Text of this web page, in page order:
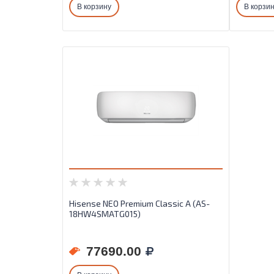
В корзину В
Hisense NEO Premium Classic A (AS-
18HW4SMATG015)
77690.00